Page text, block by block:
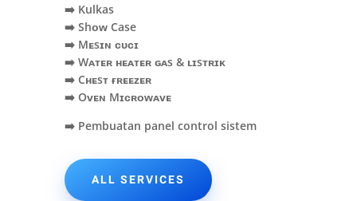
➡️ Kulkas
➡️ Shᴏᴡ Case
➡️ Mᴇsɪɴ ᴄᴜᴄɪ
➡️ Wᴀᴛᴇʀ ʜᴇᴀᴛᴇʀ ɢᴀs & ʟɪsᴛʀɪᴋ
➡️ Cʜᴇsᴛ ғʀᴇᴇᴢᴇʀ
➡️ Oᴠᴇɴ Mɪᴄʀᴏᴡᴀᴠᴇ
➡️ Pembuatan panel control sistem
ALL SERVICES